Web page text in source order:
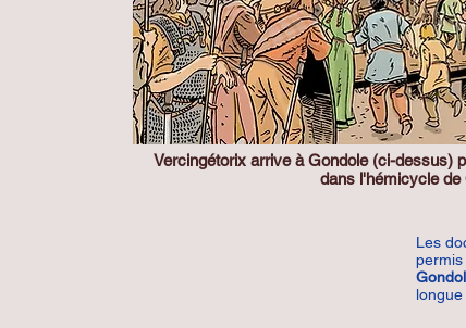
Vercingétorix arrive à Gondole (ci-dessus)
dans l'hémicycle de
Les